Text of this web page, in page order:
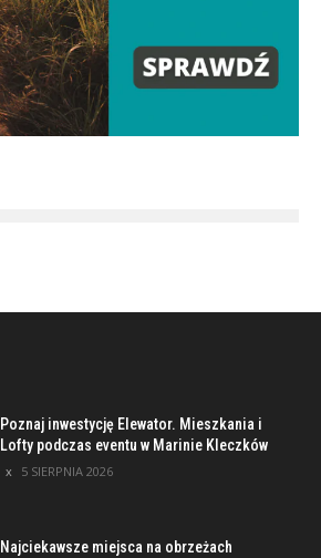
Poznaj inwestycję Elewator. Mieszkania i
Lofty podczas eventu w Marinie Kleczków
5 SIERPNIA 2026
Najciekawsze miejsca na obrzeżach